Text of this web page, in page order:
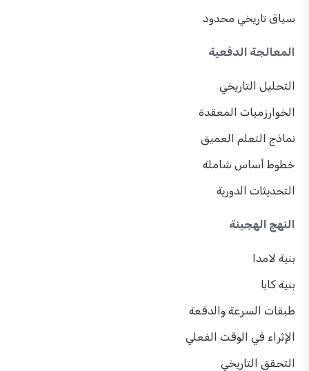
سياق تاريخي محدود
المعالجة الدفعية
التحليل التاريخي
الخوارزميات المعقدة
نماذج التعلم العميق
خطوط أساس شاملة
التحديثات الدورية
النهج الهجينة
بنية لامدا
بنية كابا
طبقات السرعة والدفعة
الإثراء في الوقت الفعلي
التحقق التاريخي